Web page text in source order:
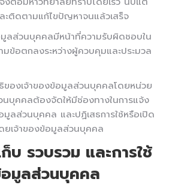
ะติดตามแก้ไขปัญหาจนแล้วเสร็จ
ลส่วนบุคคลมีหน้าที่ความรับผิดชอบใน
ข้อตกลงระหว่างผู้ควบคุมและประมวล
ของเจ้าของข้อมูลส่วนบุคคลโดยหน่วย
บุคคลต้องจัดให้มีช่องทางในการแจ้ง
ลส่วนบุคคล และปฏิเสธการใช้หรือเปิด
เจ้าของข้อมูลส่วนบุคคล
ก็บ รวบรวม และการใช้
มูลส่วนบุคคล